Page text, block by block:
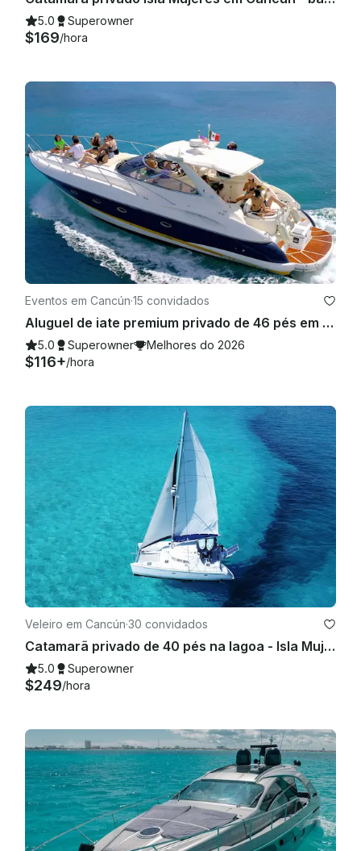
5.0 Superowner
$169/hora
Eventos em Cancún·15 convidados
Aluguel de iate premium privado de 46 pés em Cancún
5.0 Superowner Melhores do 2026
$116+/hora
Veleiro em Cancún·30 convidados
Catamarã privado de 40 pés na lagoa - Isla Mujeres | Bar aberto, mergulho com snorkel e almoço
5.0 Superowner
$249/hora